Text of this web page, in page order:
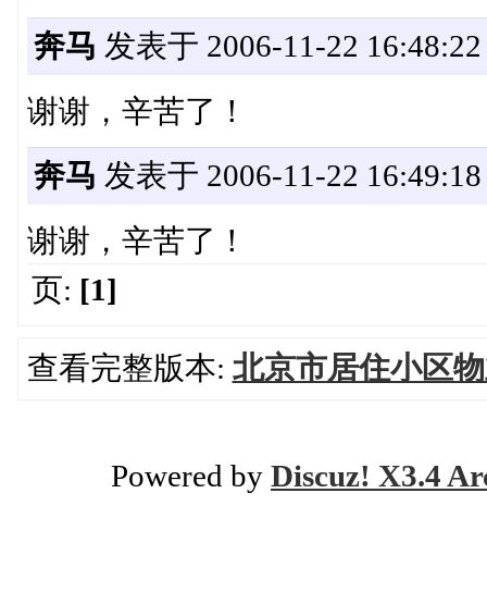
奔马 发表于 2006-11-22 16:48:22
谢谢，辛苦了！
奔马 发表于 2006-11-22 16:49:18
谢谢，辛苦了！
页: [1]
查看完整版本: 北京市居住小区
Powered by Discuz! X3.4